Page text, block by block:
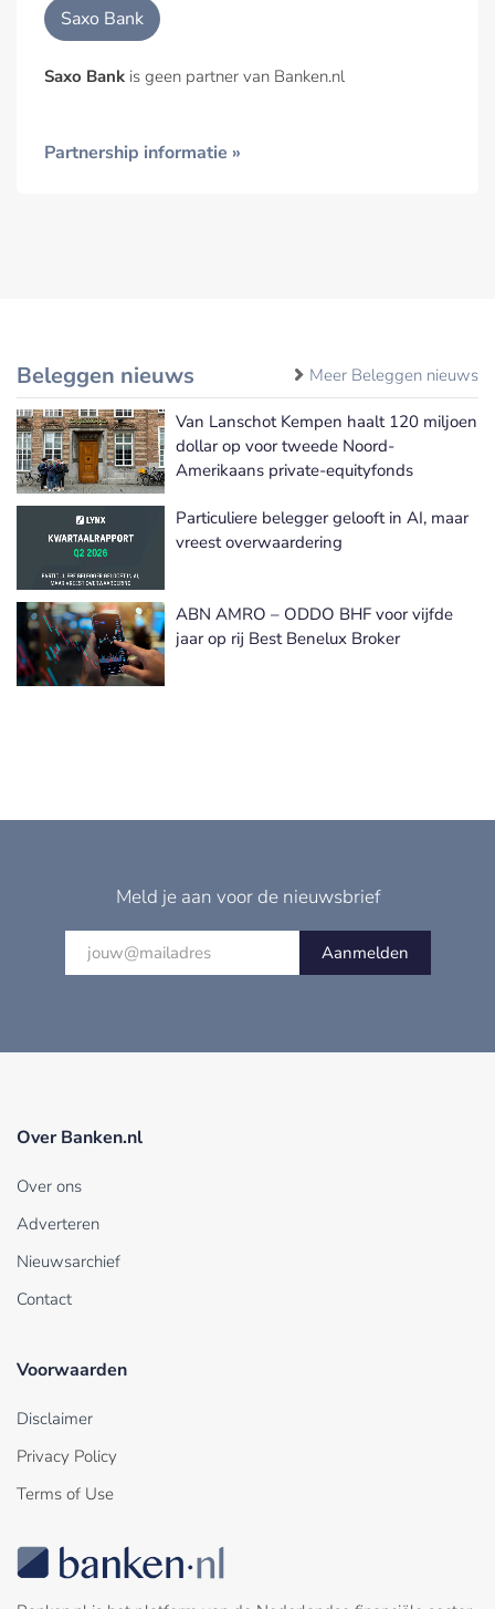
Saxo Bank
Saxo Bank is geen partner van Banken.nl
Partnership informatie »
Beleggen nieuws Meer Beleggen nieuws
Van Lanschot Kempen haalt 120 miljoen
dollar op voor tweede Noord-
Amerikaans private-equityfonds
Particuliere belegger gelooft in AI, maar
vreest overwaardering
ABN AMRO – ODDO BHF voor vijfde
jaar op rij Best Benelux Broker
Meld je aan voor de nieuwsbrief
Aanmelden
Over Banken.nl
Over ons
Adverteren
Nieuwsarchief
Contact
Voorwaarden
Disclaimer
Privacy Policy
Terms of Use